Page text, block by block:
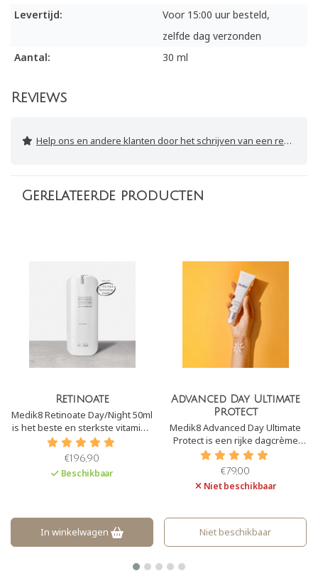
Levertijd:
Voor 15:00 uur besteld,
zelfde dag verzonden
Aantal:
30 ml
Reviews
Help ons en andere klanten door het schrijven van een review
Gerelateerde producten
Advanced Day Ultimate
Protect
Medik8 Advanced Day Ultimate
Protect is een rijke dagcrème
met SPF50+ (zeer hoge UVB-
bescherming) en PA++++ (zeer
uitzonderlijk hoge UVA-
infrarood, blauwlicht en A.G.E´s.
€79,00
Niet beschikbaar
Advanced Day Total
Protect
Medik8 Advanced Day Ultimate
Protect is een dagcrème met
SPF30+ Daarnaast biedt het
bescherming tegen infrarood,
blauwlicht en A.G.E´s.
€75,00
Beschikbaar
In winkelwagen